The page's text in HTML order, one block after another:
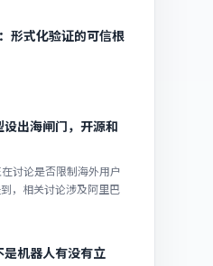
形式化验证的可信根
出海闸门，开源和
讨论是否限制海外用户
，相关讨论涉及阿里巴
机器人有没有立